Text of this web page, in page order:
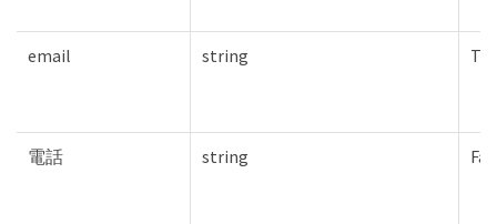
email string
電話 string